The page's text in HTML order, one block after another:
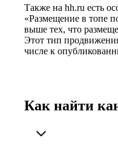
Также на hh.ru есть
«Размещение в топе
выше тех, что
Этот тип
числе к
Как найти